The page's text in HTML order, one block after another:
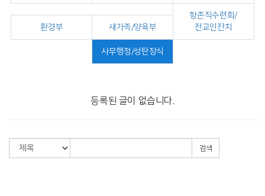
환경부 새가족/양육부
항존직수련회/
전교인잔치
사무행정/성탄장식
등록된 글이 없습니다.
검색